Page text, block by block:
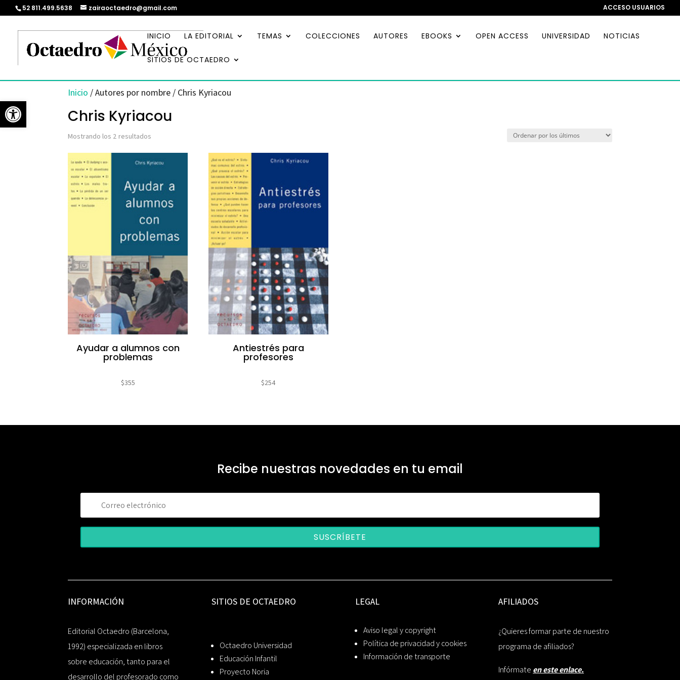
Abrir barra de herramientas
52 811.499.5638 zairaoctaedro@gmail.com ACCESO USUARIOS
INICIO LA EDITORIAL TEMAS COLECCIONES AUTORES EBOOKS OPEN ACCESS UNIVERSIDAD NOTICIAS
SITIOS DE OCTAEDRO
Inicio / Autores por nombre / Chris Kyriacou
Chris Kyriacou
Mostrando los 2 resultados
por
los
últimos
Ayudar a alumnos con
problemas
$355
Antiestrés para
profesores
$254
Recibe nuestras novedades en tu email
SUSCRÍBETE
INFORMACIÓN
Editorial Octaedro (Barcelona,
1992) especializada en libros
sobre educación, tanto para el
desarrollo del profesorado como
SITIOS DE OCTAEDRO
Octaedro Universidad
Educación Infantil
Proyecto Noria
LEGAL
Aviso legal y copyright
Política de privacidad y cookies
Información de transporte
AFILIADOS
¿Quieres formar parte de nuestro
programa de afiliados?
Infórmate en este enlace.